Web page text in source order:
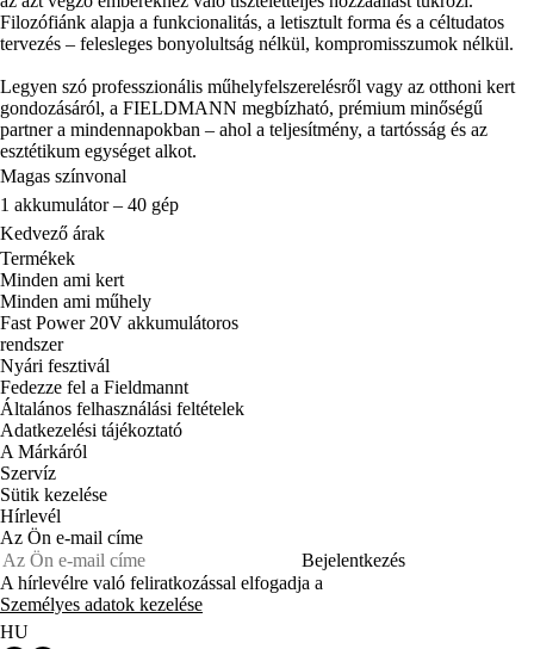
Filozófiánk alapja a funkcionalitás, a letisztult forma és a céltudatos
tervezés – felesleges bonyolultság nélkül, kompromisszumok nélkül.
Legyen szó professzionális műhelyfelszerelésről vagy az otthoni kert
gondozásáról, a FIELDMANN megbízható, prémium minőségű
partner a mindennapokban – ahol a teljesítmény, a tartósság és az
esztétikum egységet alkot.
Magas színvonal
1 akkumulátor – 40 gép
Kedvező árak
Termékek
Minden ami kert
Minden ami műhely
Fast Power 20V akkumulátoros
rendszer
Nyári fesztivál
Fedezze fel a Fieldmannt
Általános felhasználási feltételek
Adatkezelési tájékoztató
A Márkáról
Szervíz
Sütik kezelése
Hírlevél
Az Ön e-mail címe
Bejelentkezés
A hírlevélre való feliratkozással elfogadja a
Személyes adatok kezelése
HU